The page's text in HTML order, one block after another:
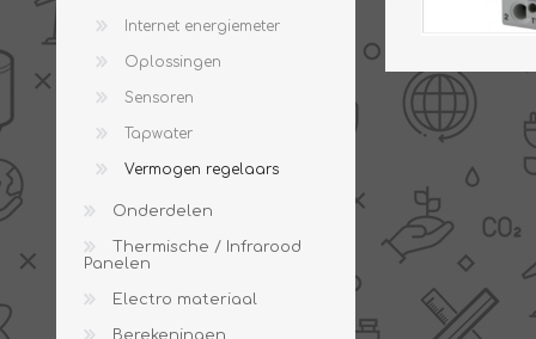
Collector montage
Schema's
Checklijst - kleine
zonneboiler
Checklijst - zonneboiler
zonneboiler
Wetenswaardigheden
Internet energiemeter
Oplossingen
Sensoren
Tapwater
Vermogen regelaars
Onderdelen
Thermische / Infrarood
Panelen
Electro materiaal
Berekeningen